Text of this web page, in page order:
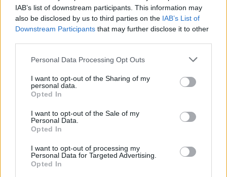
IAB’s list of downstream participants. This information may
also be disclosed by us to third parties on the IAB’s List of
Downstream Participants that may further disclose it to other
Please note that this website/app uses one or more Google
not limited to your visit or usage behaviour. You may click to
grant or deny consent to Google and its third-party tags to
use your data for below specified purposes in below Google
consent section.
Personal Data Processing Opt Outs
I want to opt-out of the Sharing of my
personal data.
Opted In
I want to opt-out of the Sale of my
Personal Data.
Opted In
I want to opt-out of processing my
Personal Data for Targeted Advertising.
Opted In
Kimolos Experience Festival